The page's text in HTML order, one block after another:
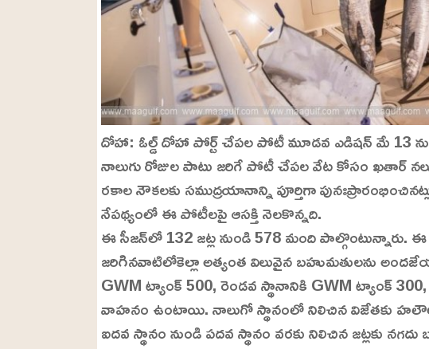
దోహా: ఓల్డ్ దోహా పోర్ట్ చేపల పోటీ మూడవ ఎడిషన్‌ మే 13
నాలుగు రోజుల పాటు జరిగే పోటీ చేపల వేట కోసం ఖతార్
రకాల నౌకలకు సముద్రయానాన్ని పూర్తిగా
నేపథ్యంలో ఈ పోటీలపై ఆసక్తి నెలకొన్నది.
ఈ సీజన్‌లో 132 జట్ల నుండి 578 మంది
జరిగినవాటిలోకెల్లా అత్యంత విలువైన బహుమతులను
GWM ట్యాంక్ 500, రెండవ స్థానానికి GWM ట్యాంక్
వాహనం ఉంటాయి. నాలుగో స్థానంలో నిలిచిన విజేతకు హలౌల్
ఐదవ స్థానం నుండి పదవ స్థానం వరకు నిలిచిన జట్లకు